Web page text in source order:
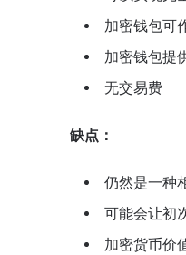
加密钱包可
加密钱包提
无交易费
缺点：
仍然是一种
可能会让初
加密货币价